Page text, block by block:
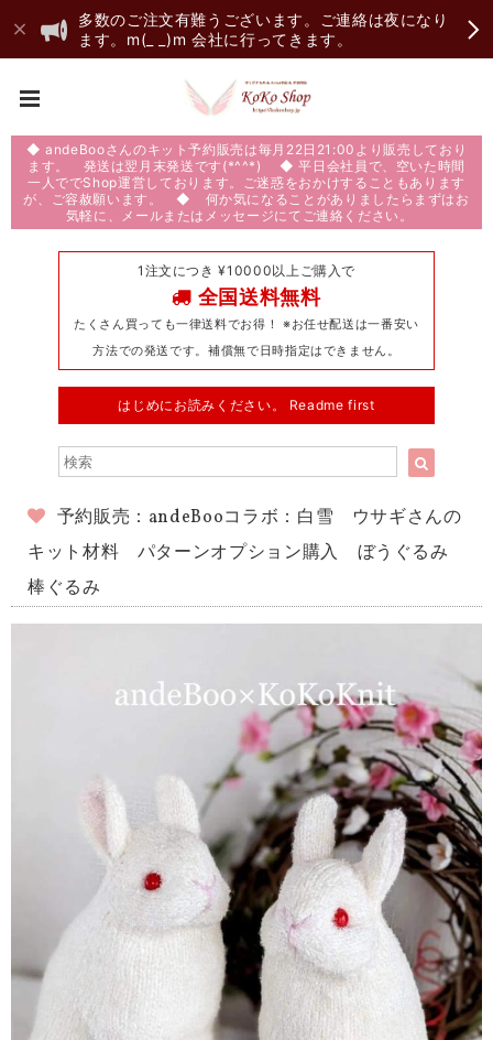
多数のご注文有難うございます。ご連絡は夜になり
ます。m(_ _)m 会社に行ってきます。
◆ andeBooさんのキット予約販売は毎月22日21:00より販売しており
ます。 発送は翌月末発送です(*^^*) ◆ 平日会社員で、空いた時間
一人ででShop運営しております。ご迷惑をおかけすることもあります
が、ご容赦願います。 ◆ 何か気になることがありましたらまずはお
気軽に、メールまたはメッセージにてご連絡ください。
1注文につき ¥10000以上ご購入で
全国送料無料
たくさん買っても一律送料でお得！ ※お任せ配送は一番安い
方法での発送です。補償無で日時指定はできません。
はじめにお読みください。 Readme first
予約販売：andeBooコラボ：白雪 ウサギさんの
キット材料 パターンオプション購入 ぼうぐるみ
棒ぐるみ